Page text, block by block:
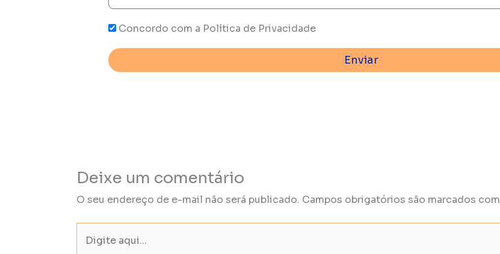
Concordo com a Política de Privacidade
Enviar
Deixe um comentário
O seu endereço de e-mail não será publicado. Campos obrigatórios são marcados com
aqui...